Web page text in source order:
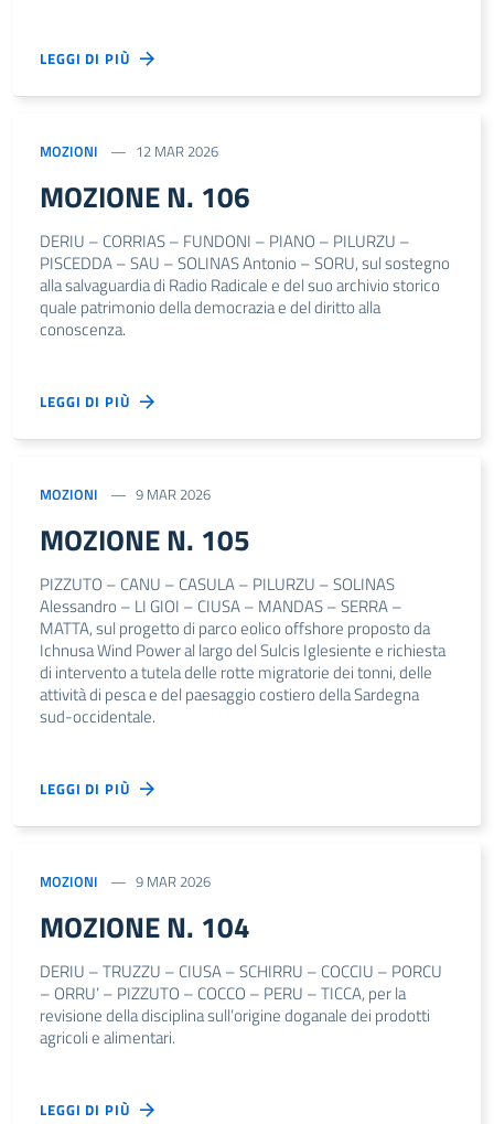
LEGGI DI PIÙ
MOZIONI 12 MAR 2026
MOZIONE N. 106
DERIU – CORRIAS – FUNDONI – PIANO – PILURZU –
PISCEDDA – SAU – SOLINAS Antonio – SORU, sul sostegno
alla salvaguardia di Radio Radicale e del suo archivio storico
quale patrimonio della democrazia e del diritto alla
conoscenza.
LEGGI DI PIÙ
MOZIONI 9 MAR 2026
MOZIONE N. 105
PIZZUTO – CANU – CASULA – PILURZU – SOLINAS
Alessandro – LI GIOI – CIUSA – MANDAS – SERRA –
MATTA, sul progetto di parco eolico offshore proposto da
Ichnusa Wind Power al largo del Sulcis Iglesiente e richiesta
di intervento a tutela delle rotte migratorie dei tonni, delle
attività di pesca e del paesaggio costiero della Sardegna
sud-occidentale.
LEGGI DI PIÙ
MOZIONI 9 MAR 2026
MOZIONE N. 104
DERIU – TRUZZU – CIUSA – SCHIRRU – COCCIU – PORCU
– ORRU’ – PIZZUTO – COCCO – PERU – TICCA, per la
revisione della disciplina sull’origine doganale dei prodotti
agricoli e alimentari.
LEGGI DI PIÙ